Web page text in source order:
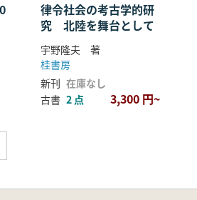
律令社会の考古学的研
究 北陸を舞台として
宇野隆夫 著
桂書房
新刊 在庫なし
古書 2 点 3,300 円~